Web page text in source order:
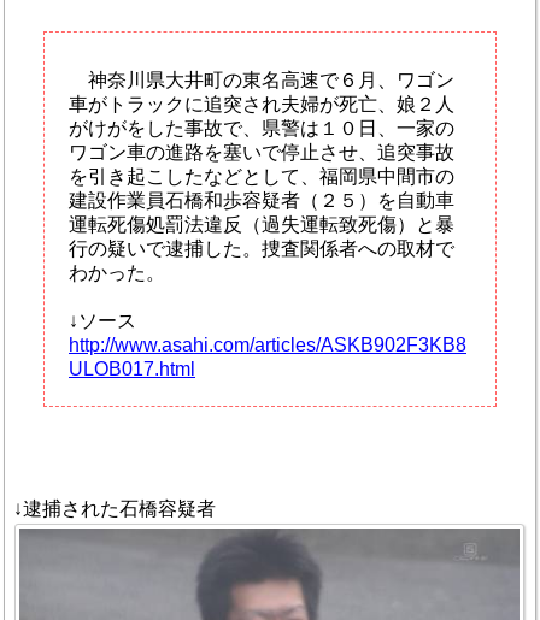
神奈川県大井町の東名高速で６月、ワゴン
車がトラックに追突され夫婦が死亡、娘２人
がけがをした事故で、県警は１０日、一家の
ワゴン車の進路を塞いで停止させ、追突事故
を引き起こしたなどとして、福岡県中間市の
建設作業員石橋和歩容疑者（２５）を自動車
運転死傷処罰法違反（過失運転致死傷）と暴
行の疑いで逮捕した。捜査関係者への取材で
わかった。
↓ソース
http://www.asahi.com/articles/ASKB902F3KB8
ULOB017.html
↓逮捕された石橋容疑者